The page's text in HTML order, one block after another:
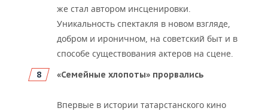
же стал автором инсценировки.
Уникальность спектакля в новом взгляде,
добром и ироничном, на советский быт и в
способе существования актеров на сцене.
«Семейные хлопоты» прорвались
Впервые в истории татарстанского кино